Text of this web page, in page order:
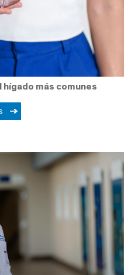
más comunes